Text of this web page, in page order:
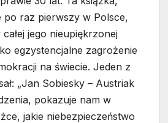
po raz pierwszy w Polsce,
jego nieupiękrzonej
egzystencjalne zagrożenie
na świecie. Jeden z
„Jan Sobiesky – Austriak
pokazuje nam w
jakie niebezpieczeństwo